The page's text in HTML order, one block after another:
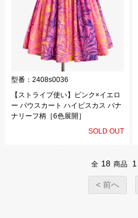
型番： 2408s0036
【ストライプ使い】ピンク×イエロ
ー パウスカート ハイビスカス バナ
ナリーフ柄［6色展開］
SOLD OUT
全 18 商品 1
< 前へ